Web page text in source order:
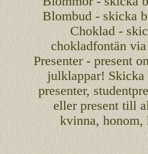
Blombud - skicka
Choklad -
chokladfontän
Presenter - present
julklappar! Skicka
presenter,
eller present till
kvinna, honom,